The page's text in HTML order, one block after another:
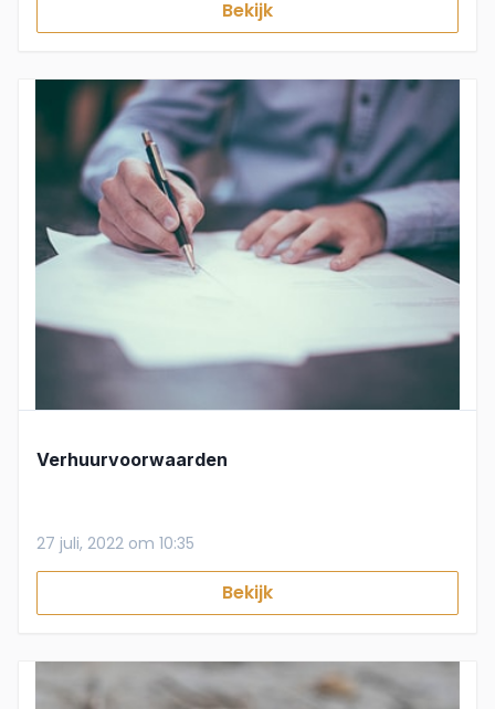
Bekijk
Verhuurvoorwaarden
27 juli, 2022 om 10:35
Bekijk